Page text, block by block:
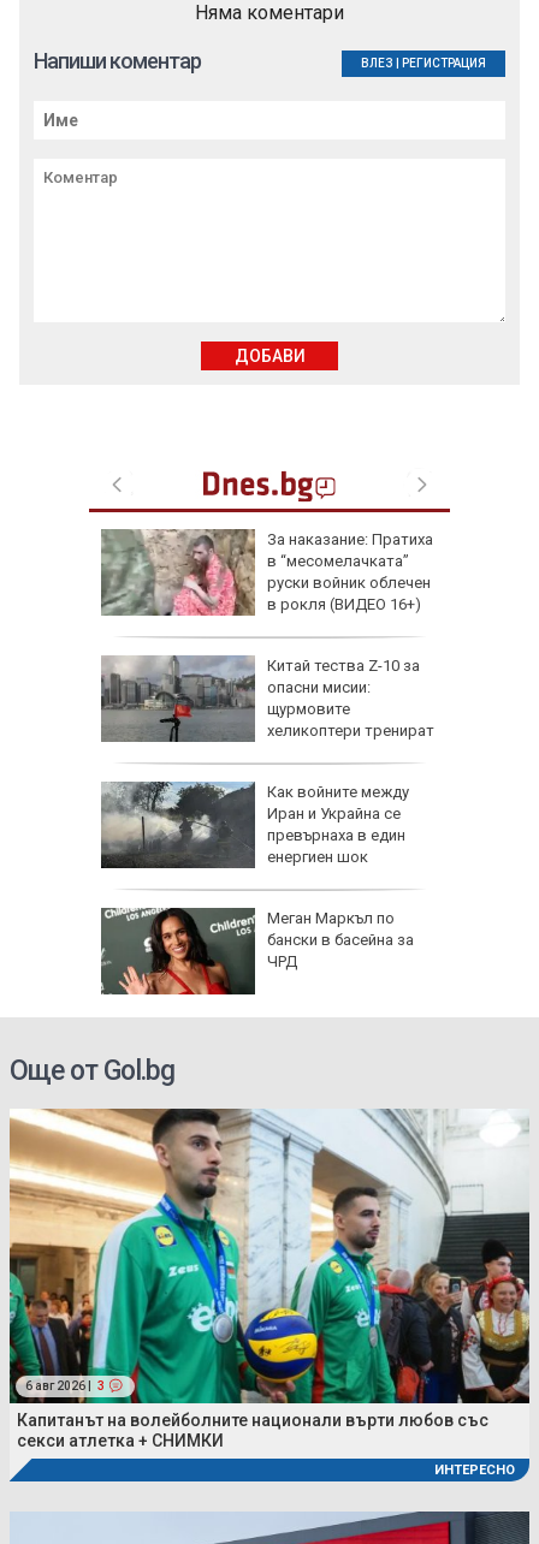
За наказание: Пратиха
в “месомелачката”
руски войник облечен
в рокля (ВИДЕО 16+)
Китай тества Z-10 за
опасни мисии:
щурмовите
хеликоптери тренират
Как войните между
Иран и Украйна се
превърнаха в един
енергиен шок
Меган Маркъл по
бански в басейна за
ЧРД
Няма коментари
Напиши коментар ВЛЕЗ РЕГИСТРАЦИЯ
ДОБАВИ
Още от Gol.bg
6 авг 2026 | 3
Капитанът на волейболните национали върти любов със
секси атлетка + СНИМКИ
ИНТЕРЕСНО